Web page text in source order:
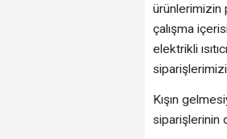
ürünlerimizin
çalışma
elektrikli
siparişlerimizi
Kışın
siparişlerinin